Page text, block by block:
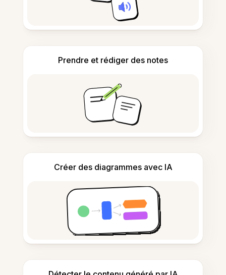
Prendre et rédiger des notes
Créer des diagrammes avec IA